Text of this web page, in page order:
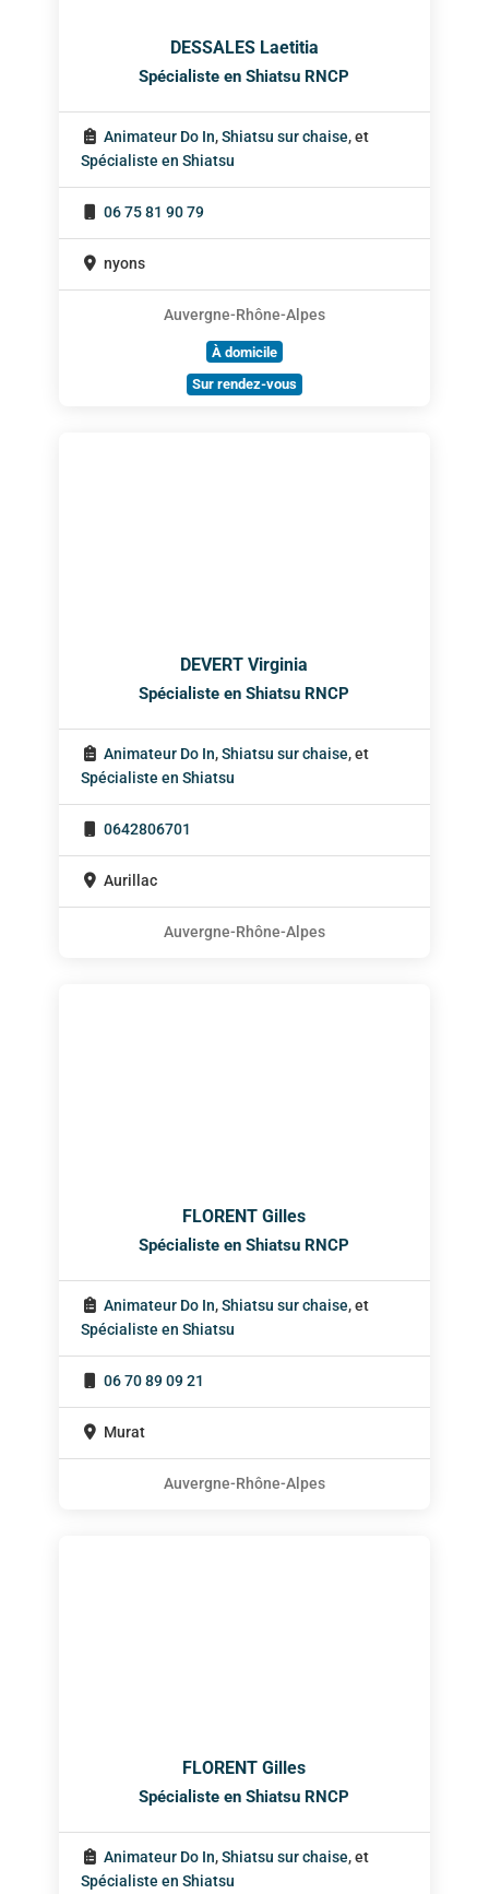
DESSALES Laetitia
Spécialiste en Shiatsu RNCP
Animateur Do In,Shiatsu sur chaise, et
Spécialiste en Shiatsu
06 75 81 90 79
nyons
Auvergne-Rhône-Alpes
À domicile
Sur rendez-vous
DEVERT Virginia
Spécialiste en Shiatsu RNCP
Animateur Do In,Shiatsu sur chaise, et
Spécialiste en Shiatsu
0642806701
Aurillac
Auvergne-Rhône-Alpes
FLORENT Gilles
Spécialiste en Shiatsu RNCP
Animateur Do In,Shiatsu sur chaise, et
Spécialiste en Shiatsu
06 70 89 09 21
Murat
Auvergne-Rhône-Alpes
FLORENT Gilles
Spécialiste en Shiatsu RNCP
Animateur Do In,Shiatsu sur chaise, et
Spécialiste en Shiatsu